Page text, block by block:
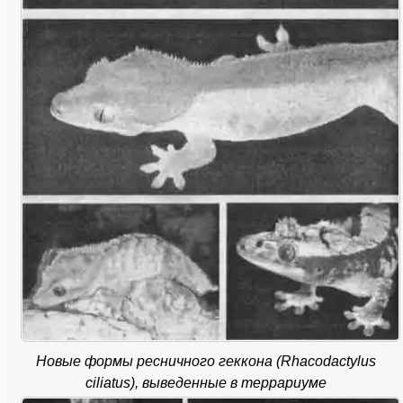
Новые формы ресничного геккона (Rhacodactylus
ciliatus), выведенные в террариуме